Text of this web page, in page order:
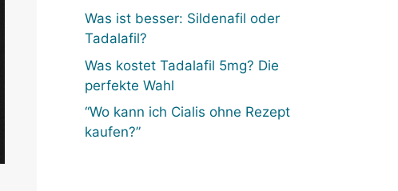
Was ist besser: Sildenafil oder
Tadalafil?
Was kostet Tadalafil 5mg? Die
perfekte Wahl
“Wo kann ich Cialis ohne Rezept
kaufen?”